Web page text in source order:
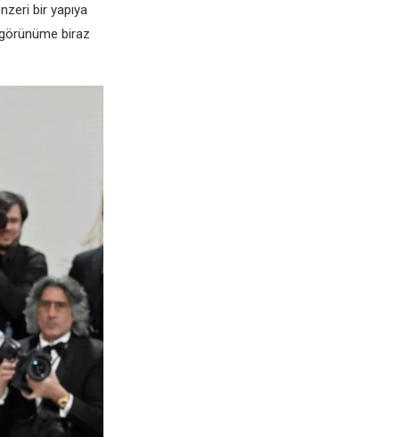
bir yapıya
biraz